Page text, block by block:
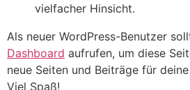
vielfacher Hinsicht.
Als neuer WordPress-Benutzer
Dashboard aufrufen, um diese
neue Seiten und Beiträge für
Viel Spaß!